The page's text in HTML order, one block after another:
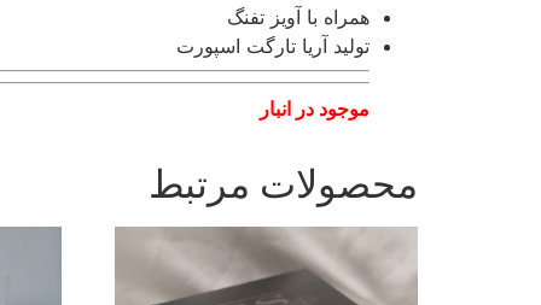
همراه با آویز تفنگ
تولید آریا تارگت اسپورت
موجود در انبار
محصولات مرتبط